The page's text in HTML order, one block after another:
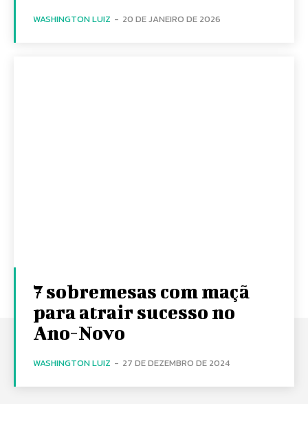
WASHINGTON LUIZ - 20 DE JANEIRO DE 2026
7 sobremesas com maçã
para atrair sucesso no
Ano-Novo
WASHINGTON LUIZ - 27 DE DEZEMBRO DE 2024